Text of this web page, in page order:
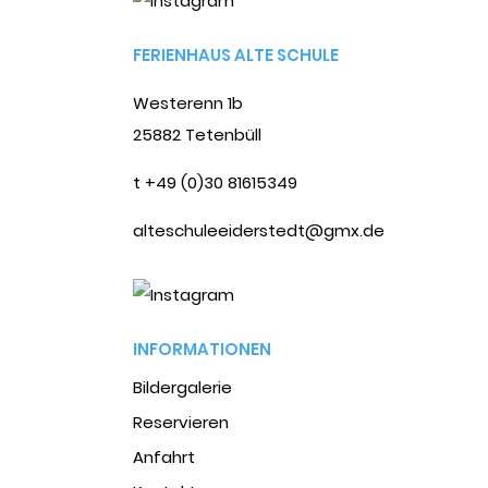
FERIENHAUS ALTE SCHULE
Westerenn 1b
25882 Tetenbüll
t +49 (0)30 81615349
alteschuleeiderstedt@gmx.de
INFORMATIONEN
Bildergalerie
Reservieren
Anfahrt